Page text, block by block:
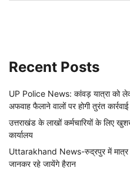
Recent Posts
UP Police News: कांवड़ यात्रा को
अफवाह फैलाने वालों पर होगी तुरंत कार्रवाई
उत्तराखंड के लाखों कर्मचारियों के लिए
कार्यालय
Uttarakhand News-रुद्रपुर में मात्र
जानकर रहे जायेंगे हैरान